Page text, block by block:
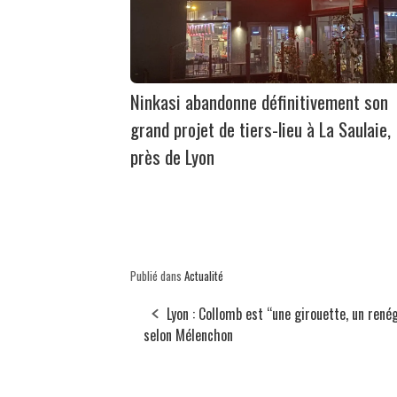
Ninkasi abandonne définitivement son
grand projet de tiers-lieu à La Saulaie,
près de Lyon
Publié dans Actualité
Lyon : Collomb est “une girouette, un
selon Mélenchon